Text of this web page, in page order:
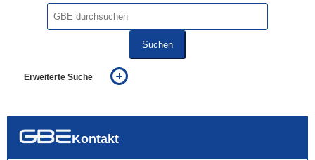
Suchen
Erweiterte Suche
auch in allen Texten suchen (Volltextsuche)
Kontakt